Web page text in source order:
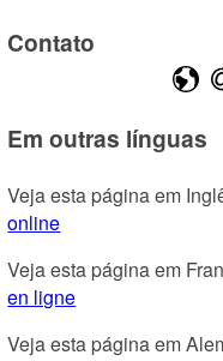
Contato
Em outras línguas
Veja esta página em
online
Veja esta página em
en ligne
Veja esta página em